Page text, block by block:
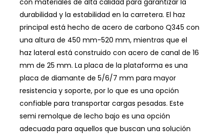
con materiales de alta calidad para garantizar la
durabilidad y la estabilidad en la carretera. El haz
principal está hecho de acero de carbono Q345 con
una altura de 450 mm-520 mm, mientras que el
haz lateral está construido con acero de canal de 16
mm de 25 mm. La placa de la plataforma es una
placa de diamante de 5/6/7 mm para mayor
resistencia y soporte, por lo que es una opción
confiable para transportar cargas pesadas. Este
semi remolque de lecho bajo es una opción
adecuada para aquellos que buscan una solución